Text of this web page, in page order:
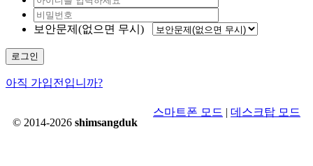
보안문제(없으면 무시)
로그인
아직 가입전입니까?
© 2014-2026 shimsangduk
스마트폰 모드 | 데스크탑 모드